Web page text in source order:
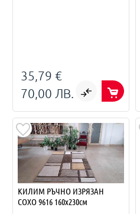
35,79 €
70,00 ЛВ.
КИЛИМ РЪЧНО ИЗРЯЗАН
СОХО 9616 160х230см